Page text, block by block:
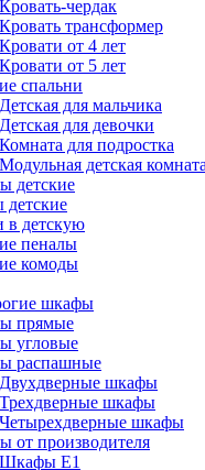
Кровать-чердак
Кровать трансформер
Кровати от 4 лет
Кровати от 5 лет
спальни
Детская для мальчика
Детская для девочки
Комната для подростка
Модульная детская комната
детские
детские
в детскую
пеналы
комоды
шкафы
прямые
угловые
распашные
Двухдверные шкафы
Трехдверные шкафы
Четырехдверные шкафы
от производителя
Шкафы E1